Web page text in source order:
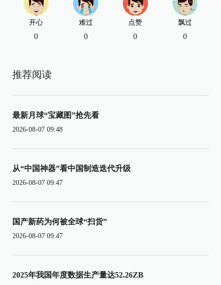
开心
0
难过
0
点赞
0
飘过
0
推荐阅读
最新月球“宝藏图”抢先看
2026-08-07 09:48
从“中国神器”看中国制造迭代升级
2026-08-07 09:47
国产新药为何被全球“扫货”
2026-08-07 09:47
2025年我国年度数据生产量达52.26ZB